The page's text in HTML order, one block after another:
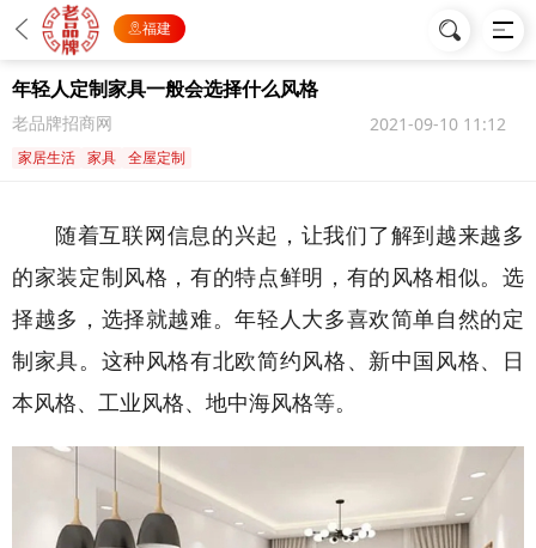
福建
年轻人定制家具一般会选择什么风格
老品牌招商网 2021-09-10 11:12
家居生活 家具 全屋定制
随着互联网信息的兴起，让我们了解到越来越多
的家装定制风格，有的特点鲜明，有的风格相似。选
择越多，选择就越难。年轻人大多喜欢简单自然的定
制家具。这种风格有北欧简约风格、新中国风格、日
本风格、工业风格、地中海风格等。